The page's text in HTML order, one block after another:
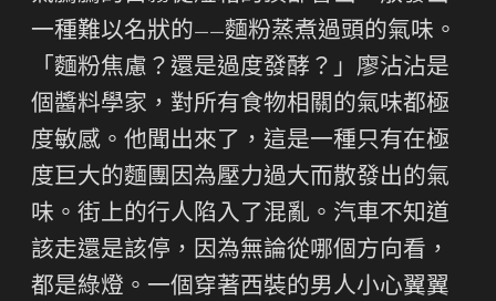
一種難以名狀的——麵粉蒸煮過頭的氣味。
「麵粉焦慮？還是過度發酵？」廖沾沾是
個醬料學家，對所有食物相關的氣味都極
度敏感。他聞出來了，這是一種只有在極
度巨大的麵團因為壓力過大而散發出的氣
味。街上的行人陷入了混亂。汽車不知道
該走還是該停，因為無論從哪個方向看，
都是綠燈。一個穿著西裝的男人小心翼翼